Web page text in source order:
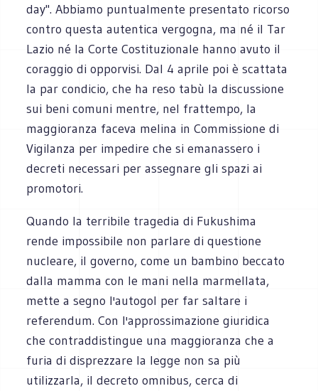
day". Abbiamo puntualmente presentato ricorso
contro questa autentica vergogna, ma né il Tar
Lazio né la Corte Costituzionale hanno avuto il
coraggio di opporvisi. Dal 4 aprile poi è scattata
la par condicio, che ha reso tabù la discussione
sui beni comuni mentre, nel frattempo, la
maggioranza faceva melina in Commissione di
Vigilanza per impedire che si emanassero i
decreti necessari per assegnare gli spazi ai
promotori.
Quando la terribile tragedia di Fukushima
rende impossibile non parlare di questione
nucleare, il governo, come un bambino beccato
dalla mamma con le mani nella marmellata,
mette a segno l'autogol per far saltare i
referendum. Con l'approssimazione giuridica
che contraddistingue una maggioranza che a
furia di disprezzare la legge non sa più
utilizzarla, il decreto omnibus, cerca di